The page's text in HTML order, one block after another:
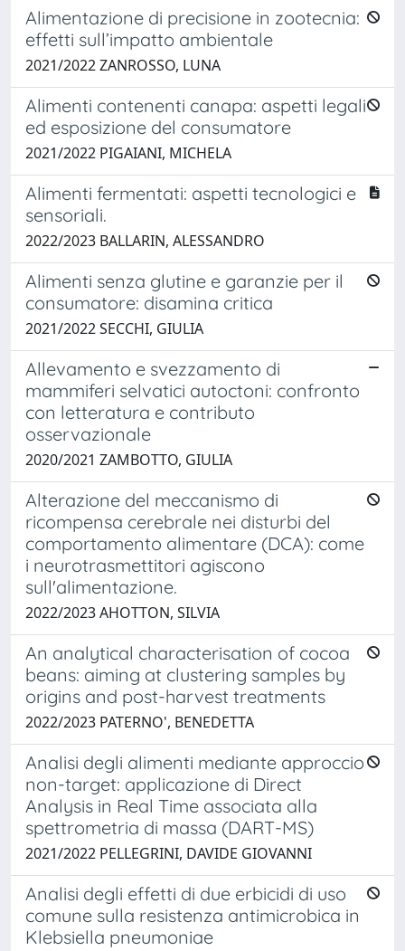
Alimentazione di precisione in zootecnia:
effetti sull’impatto ambientale
2021/2022 ZANROSSO, LUNA
Alimenti contenenti canapa: aspetti legali
ed esposizione del consumatore
2021/2022 PIGAIANI, MICHELA
Alimenti fermentati: aspetti tecnologici e
sensoriali.
2022/2023 BALLARIN, ALESSANDRO
Alimenti senza glutine e garanzie per il
consumatore: disamina critica
2021/2022 SECCHI, GIULIA
Allevamento e svezzamento di
mammiferi selvatici autoctoni: confronto
con letteratura e contributo
osservazionale
2020/2021 ZAMBOTTO, GIULIA
Alterazione del meccanismo di
ricompensa cerebrale nei disturbi del
comportamento alimentare (DCA): come
i neurotrasmettitori agiscono
sull'alimentazione.
2022/2023 AHOTTON, SILVIA
An analytical characterisation of cocoa
beans: aiming at clustering samples by
origins and post-harvest treatments
2022/2023 PATERNO', BENEDETTA
Analisi degli alimenti mediante approccio
non-target: applicazione di Direct
Analysis in Real Time associata alla
spettrometria di massa (DART-MS)
2021/2022 PELLEGRINI, DAVIDE GIOVANNI
Analisi degli effetti di due erbicidi di uso
comune sulla resistenza antimicrobica in
Klebsiella pneumoniae